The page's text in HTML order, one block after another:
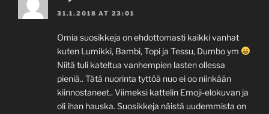
31.1.2018 AT 23:01
Omia suosikkeja on ehdottomasti kaikki vanhat
kuten Lumikki, Bambi, Topi ja Tessu, Dumbo ym
Niitä tuli kateltua vanhempien lasten ollessa
pieniä.. Tätä nuorinta tyttöä nuo ei oo niinkään
kiinnostaneet.. Viimeksi kattelin Emoji-elokuvan ja
oli ihan hauska. Suosikkeja näistä uudemmista on